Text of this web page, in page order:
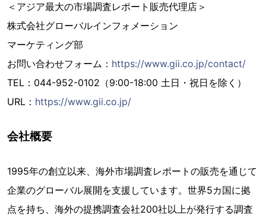
＜アジア最大の市場調査レポート販売代理店＞
株式会社グローバルインフォメーション
マーケティング部
お問い合わせフォーム： https://www.gii.co.jp/contact/
TEL：044-952-0102（9:00-18:00 土日・祝日を除く）
URL： https://www.gii.co.jp/
会社概要
1995年の創立以来、海外市場調査レポートの販売を通じて
企業のグローバル展開を支援しています。世界5カ国に拠
点を持ち、海外の提携調査会社200社以上が発行する調査